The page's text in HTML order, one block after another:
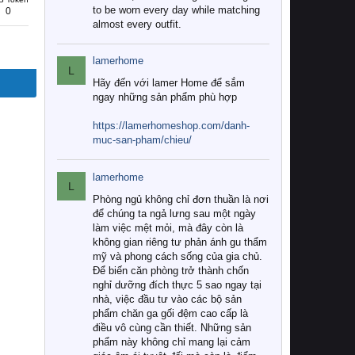
0
to be worn every day while matching
almost every outfit.
L
lamerhome
Hãy đến với lamer Home để sắm
ngay những sản phẩm phù hợp
https://lamerhomeshop.com/danh-
muc-san-pham/chieu/
L
lamerhome
Phòng ngủ không chỉ đơn thuần là nơi
để chúng ta ngả lưng sau một ngày
làm việc mệt mỏi, mà đây còn là
không gian riêng tư phản ánh gu thẩm
mỹ và phong cách sống của gia chủ.
Để biến căn phòng trở thành chốn
nghỉ dưỡng đích thực 5 sao ngay tại
nhà, việc đầu tư vào các bộ sản
phẩm chăn ga gối đệm cao cấp là
điều vô cùng cần thiết. Những sản
phẩm này không chỉ mang lại cảm